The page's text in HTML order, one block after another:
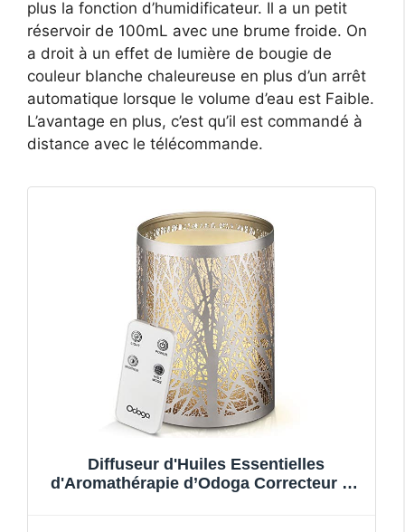
plus la fonction d’humidificateur. Il a un petit
réservoir de 100mL avec une brume froide. On
a droit à un effet de lumière de bougie de
couleur blanche chaleureuse en plus d’un arrêt
automatique lorsque le volume d’eau est Faible.
L’avantage en plus, c’est qu’il est commandé à
distance avec le télécommande.
Diffuseur d'Huiles Essentielles
d'Aromathérapie d’Odoga Correcteur De